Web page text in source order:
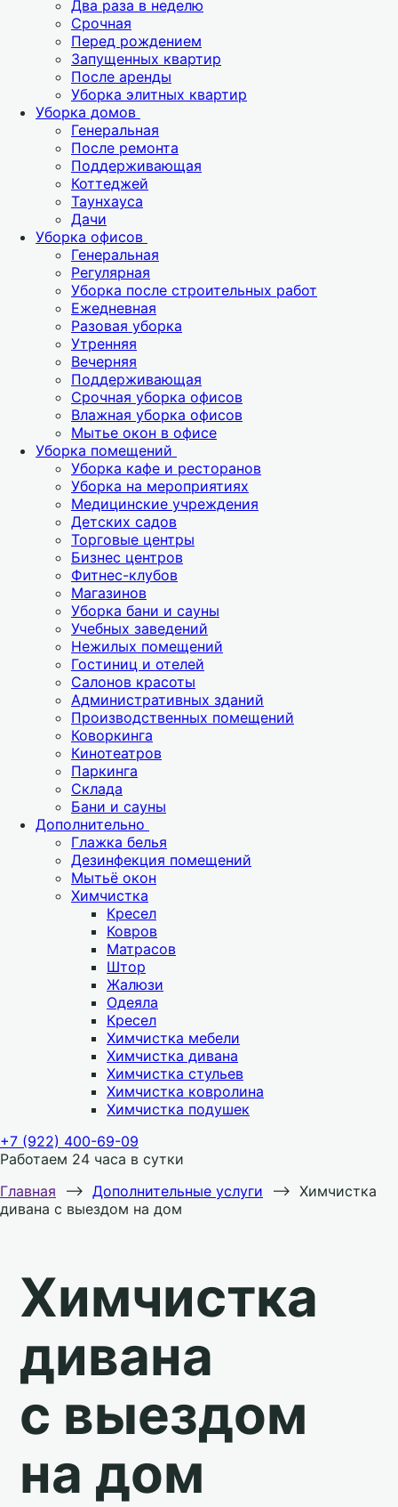
Два раза в неделю
Срочная
Перед рождением
Запущенных квартир
После аренды
Уборка элитных квартир
Уборка домов
Генеральная
После ремонта
Поддерживающая
Коттеджей
Таунхауса
Дачи
Уборка офисов
Генеральная
Регулярная
Уборка после строительных работ
Ежедневная
Разовая уборка
Утренняя
Вечерняя
Поддерживающая
Срочная уборка офисов
Влажная уборка офисов
Мытье окон в офисе
Уборка помещений
Уборка кафе и ресторанов
Уборка на мероприятиях
Медицинские учреждения
Детских садов
Торговые центры
Бизнес центров
Фитнес-клубов
Магазинов
Уборка бани и сауны
Учебных заведений
Нежилых помещений
Гостиниц и отелей
Салонов красоты
Административных зданий
Производственных помещений
Коворкинга
Кинотеатров
Паркинга
Склада
Бани и сауны
Дополнительно
Глажка белья
Дезинфекция помещений
Мытьё окон
Химчистка
Кресел
Ковров
Матрасов
Штор
Жалюзи
Одеяла
Кресел
Химчистка мебели
Химчистка дивана
Химчистка стульев
Химчистка ковролина
Химчистка подушек
+7 (922) 400-69-09
Работаем 24 часа в сутки
Главная ⟶ Дополнительные услуги ⟶ Химчистка
дивана с выездом на дом
Химчистка
дивана
с выездом
на дом